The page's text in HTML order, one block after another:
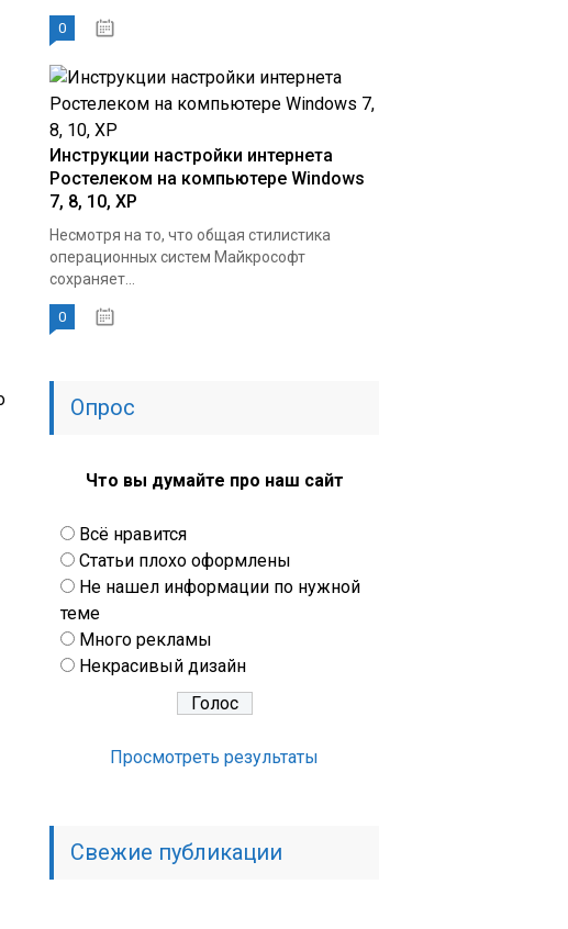
0
Инструкции настройки интернета
Ростелеком на компьютере Windows
7, 8, 10, XP
Несмотря на то, что общая стилистика
операционных систем Майкрософт
сохраняет...
0
Опрос
Что вы думайте про наш сайт
Всё нравится
Статьи плохо оформлены
Не нашел информации по нужной
теме
Много рекламы
Некрасивый дизайн
Просмотреть результаты
Свежие публикации